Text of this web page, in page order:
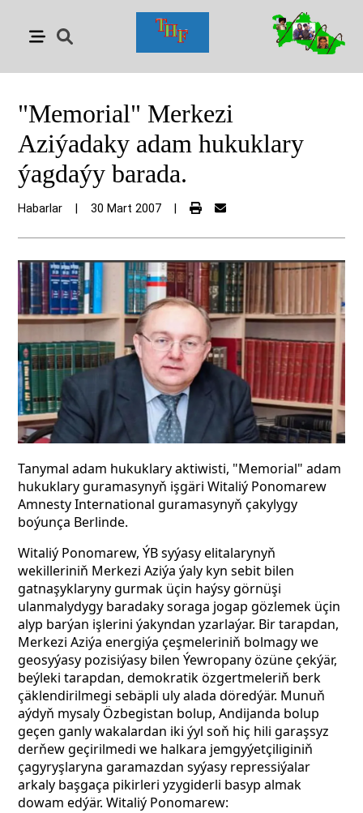
"Memorial" Merkezi
Aziýadaky adam hukuklary
ýagdaýy barada.
Habarlar 30 Mart 2007
Tanymal adam hukuklary aktiwisti, "Memorial" adam
hukuklary guramasynyň işgäri Witaliý Ponomarew
Amnesty International guramasynyň çakylygy
boýunça Berlinde.
Witaliý Ponomarew, ÝB syýasy elitalarynyň
wekilleriniň Merkezi Aziýa ýaly kyn sebit bilen
gatnaşyklaryny gurmak üçin haýsy görnüşi
ulanmalydygy baradaky soraga jogap gözlemek üçin
alyp barýan işlerini ýakyndan yzarlaýar. Bir tarapdan,
Merkezi Aziýa energiýa çeşmeleriniň bolmagy we
geosyýasy pozisiýasy bilen Ýewropany özüne çekýär,
beýleki tarapdan, demokratik özgertmeleriň berk
çäklendirilmegi sebäpli uly alada döredýär. Munuň
aýdyň mysaly Özbegistan bolup, Andijanda bolup
geçen ganly wakalardan iki ýyl soň hiç hili garaşsyz
derňew geçirilmedi we halkara jemgyýetçiliginiň
çagyryşlaryna garamazdan syýasy repressiýalar
arkaly başgaça pikirleri yzygiderli basyp almak
dowam edýär. Witaliý Ponomarew: